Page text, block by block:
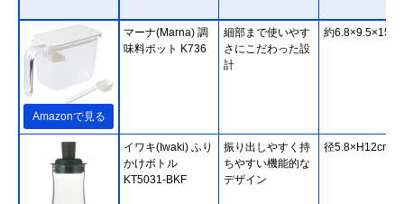
Amazonで見る
マーナ(Marna) 調
味料ポット K736
細部まで使いやす
さにこだわった設
計
約
イワキ(Iwaki) ふり
かけボトル
KT5031-BKF
振り出しやすく持
ちやすい機能的な
デザイン
径5.8×H12cm